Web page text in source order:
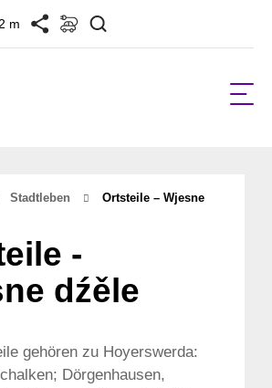
m
Stadtleben
Ortsteile – Wjesne
-
dźěle
gehören zu Hoyerswerda:
Dörgenhausen,